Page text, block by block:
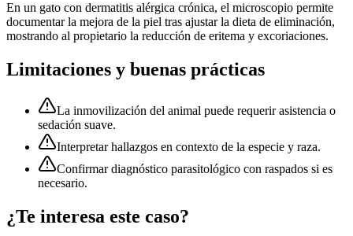
En un gato con dermatitis alérgica crónica, el microscopio permite
documentar la mejora de la piel tras ajustar la dieta de eliminación,
mostrando al propietario la reducción de eritema y excoriaciones.
Limitaciones y buenas prácticas
La inmovilización del animal puede requerir asistencia o
sedación suave.
Interpretar hallazgos en contexto de la especie y raza.
Confirmar diagnóstico parasitológico con raspados si es
necesario.
¿Te interesa este caso?